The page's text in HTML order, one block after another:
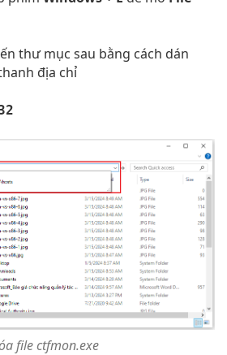
thư mục sau bằng cách dán
địa chỉ
file ctfmon.exe